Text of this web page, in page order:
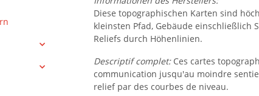
Diese topographischen Karten sind
kleinsten Pfad, Gebäude einschließlich
Reliefs durch Höhenlinien.
Descriptif complet:Ces cartes
communication jusqu'au moindre
relief par des courbes de niveau.